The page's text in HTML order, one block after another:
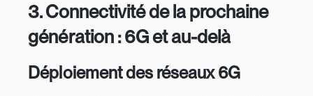
3.Connectivité de la prochaine
génération : 6G et au-delà
Déploiement des réseaux 6G